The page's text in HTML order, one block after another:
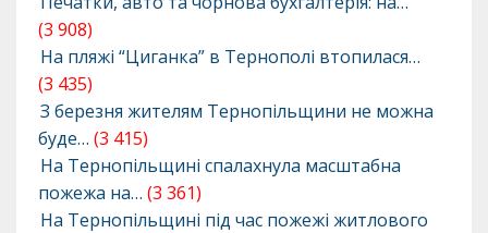
(3 908)
На пляжі “Циганка” в Тернополі втопилася…
(3 435)
З березня жителям Тернопільщини не можна
буде… (3 415)
На Тернопільщині спалахнула масштабна
пожежа на… (3 361)
На Тернопільщині під час пожежі житлового